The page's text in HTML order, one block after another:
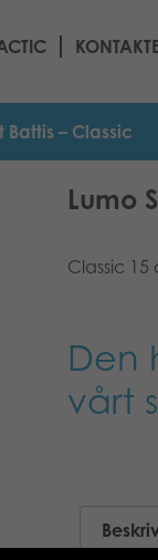
Battis – Classic
Lumo
Classic 15
Den
vårt